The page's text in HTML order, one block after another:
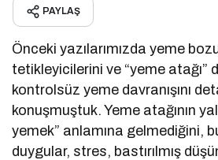
PAYLAŞ
Önceki yazılarımızda yeme
tetikleyicilerini ve “yeme atağı”
kontrolsüz yeme davranışını
konuşmuştuk. Yeme atağının
yemek” anlamına gelmediğini,
duygular, stres, bastırılmış